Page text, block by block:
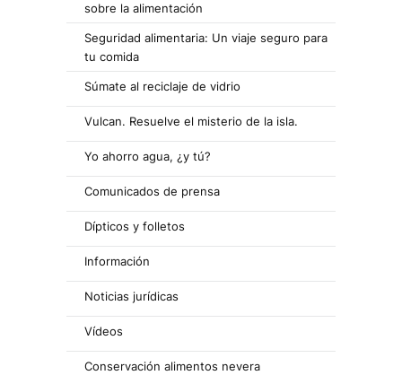
sobre la alimentación
Seguridad alimentaria: Un viaje seguro para
tu comida
Súmate al reciclaje de vidrio
Vulcan. Resuelve el misterio de la isla.
Yo ahorro agua, ¿y tú?
Comunicados de prensa
Dípticos y folletos
Información
Noticias jurídicas
Vídeos
Conservación alimentos nevera